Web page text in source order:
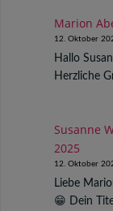
Marion
12. Oktober
Hallo
Herzliche
Susanne
2025
12. Oktober
Liebe
😁 Dein